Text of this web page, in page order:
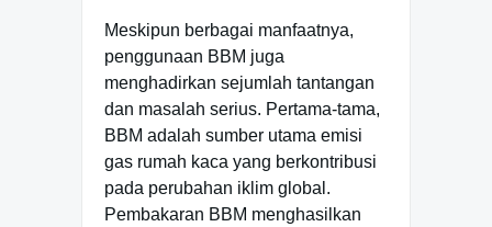
Meskipun berbagai manfaatnya,
penggunaan BBM juga
menghadirkan sejumlah tantangan
dan masalah serius. Pertama-tama,
BBM adalah sumber utama emisi
gas rumah kaca yang berkontribusi
pada perubahan iklim global.
Pembakaran BBM menghasilkan